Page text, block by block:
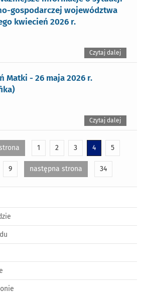
gospodarczej województwa
kwiecień 2026 r.
Czytaj dalej
Matki - 26 maja 2026 r.
Czytaj dalej
1 2 3 4 5
9 następna strona 34